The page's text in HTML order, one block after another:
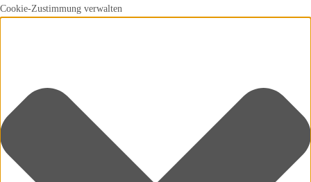
Cookie-Zustimmung verwalten